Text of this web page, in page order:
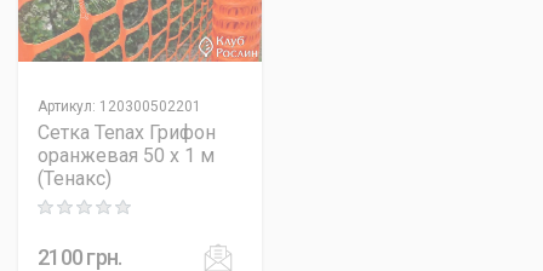
Артикул: 120300502201
Сетка Tenax Грифон
оранжевая 50 х 1 м
(Тенакс)
Rating: 0 out of 5
2100грн.